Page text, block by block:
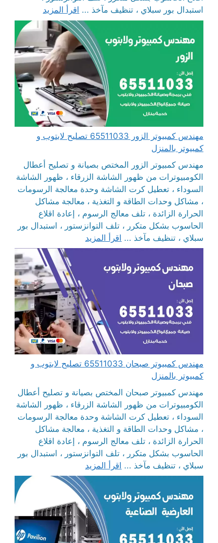
استبدال بور سبلاي ، تنظيف مآخذ ... اقرأ المزيد
مهندس كمبيوتر الزور 65511033 تصليح لابتوب و
كمبيوتر بالمنزل
مهندس كمبيوتر الزور المختص بصيانة و تصليح أعطال
الكومبيوترات من ظهور الشاشة الزرقاء ، ظهور الشاشة
السوداء ، تعطيل كرت الشاشة وحدة معالجة الرسومات
، مشاكل وحدات الطاقة و التغذية ، معالجة مشاكل
الحرارة الزائدة ، تلف معالج الرسوم ، إعادة اقلاع
الحاسوب بشكل متكرر ، تلف التوانزستور ، استبدال بور
سبلاي ، تنظيف مآخذ ... اقرأ المزيد
مهندس كمبيوتر صبحان 65511033 تصليح لابتوب و
كمبيوتر بالمنزل
مهندس كمبيوتر صبحان المختص بصيانة و تصليح أعطال
الكومبيوترات من ظهور الشاشة الزرقاء ، ظهور الشاشة
السوداء ، تعطيل كرت الشاشة وحدة معالجة الرسومات
، مشاكل وحدات الطاقة و التغذية ، معالجة مشاكل
الحرارة الزائدة ، تلف معالج الرسوم ، إعادة اقلاع
الحاسوب بشكل متكرر ، تلف التوانزستور ، استبدال بور
سبلاي ، تنظيف مآخذ ... اقرأ المزيد